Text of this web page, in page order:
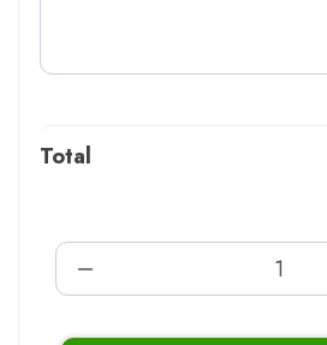
Total